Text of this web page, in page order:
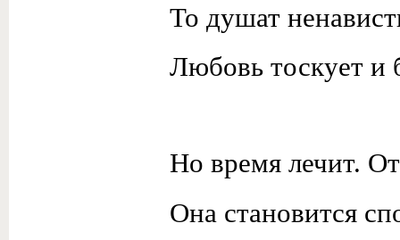
То душат
Любовь тоскует и
Но время лечит.
Она становится